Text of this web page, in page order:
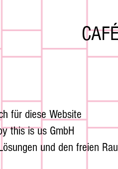
für diese Website
this is us GmbH
und den freien